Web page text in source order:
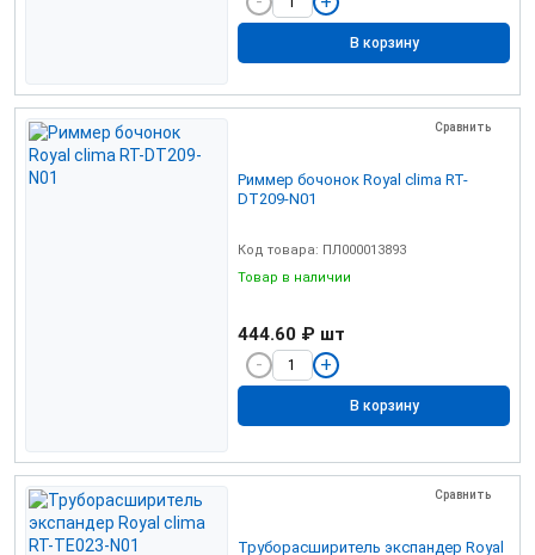
В корзину
Сравнить
Риммер бочонок Royal clima RT-
DT209-N01
Код товара: ПЛ000013893
Товар в наличии
444.60 ₽ шт
В корзину
Сравнить
Труборасширитель экспандер Royal